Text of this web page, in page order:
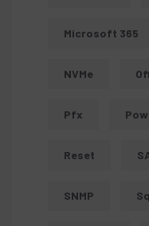
Microsoft 365
NVMe
Pfx
Reset
SNMP